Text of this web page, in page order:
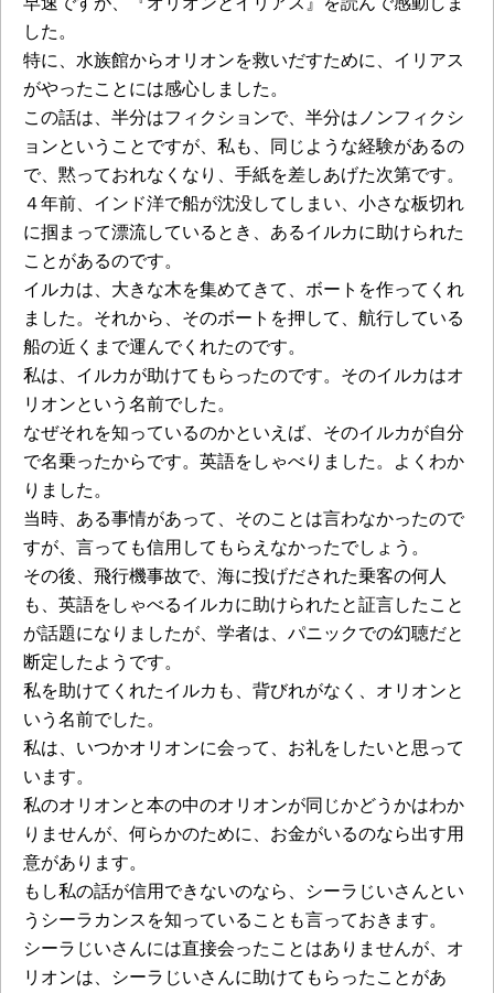
した。
特に、水族館からオリオンを救いだすために、イリアス
がやったことには感心しました。
この話は、半分はフィクションで、半分はノンフィクシ
ョンということですが、私も、同じような経験があるの
で、黙っておれなくなり、手紙を差しあげた次第です。
４年前、インド洋で船が沈没してしまい、小さな板切れ
に掴まって漂流しているとき、あるイルカに助けられた
ことがあるのです。
イルカは、大きな木を集めてきて、ボートを作ってくれ
ました。それから、そのボートを押して、航行している
船の近くまで運んでくれたのです。
私は、イルカが助けてもらったのです。そのイルカはオ
リオンという名前でした。
なぜそれを知っているのかといえば、そのイルカが自分
で名乗ったからです。英語をしゃべりました。よくわか
りました。
当時、ある事情があって、そのことは言わなかったので
すが、言っても信用してもらえなかったでしょう。
その後、飛行機事故で、海に投げだされた乗客の何人
も、英語をしゃべるイルカに助けられたと証言したこと
が話題になりましたが、学者は、パニックでの幻聴だと
断定したようです。
私を助けてくれたイルカも、背びれがなく、オリオンと
いう名前でした。
私は、いつかオリオンに会って、お礼をしたいと思って
います。
私のオリオンと本の中のオリオンが同じかどうかはわか
りませんが、何らかのために、お金がいるのなら出す用
意があります。
もし私の話が信用できないのなら、シーラじいさんとい
うシーラカンスを知っていることも言っておきます。
シーラじいさんには直接会ったことはありませんが、オ
リオンは、シーラじいさんに助けてもらったことがあ